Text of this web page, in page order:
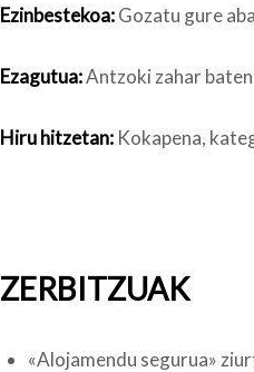
Ezinbestekoa:Gozatu gure
Ezagutua:Antzoki zahar
Hiru hitzetan: Kokapena,
ZERBITZUAK
«Alojamendu segurua»